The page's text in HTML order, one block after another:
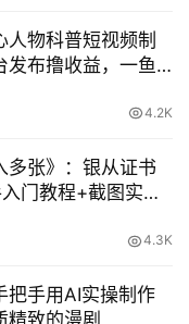
人物科普短视频制
发布撸收益，一鱼
4.2K
多张》：银从证书
门教程+截图实操
4.3K
把手用AI实操制作